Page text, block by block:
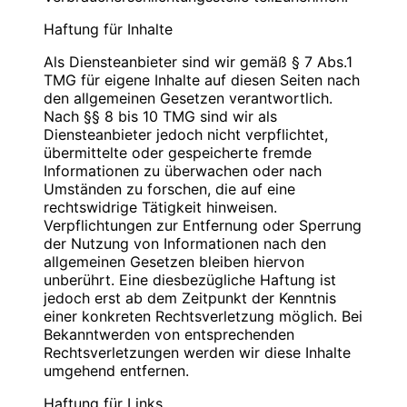
Blauweb.DE Internet-Solutions, Inhaber
Christan Hinzmann
Firmierung: BlauWeb.DE Internet-Solutions
Name: Christian Hinzmann
Strasse: Friedhofsweg 5
PLZ/Ort: 12529 Schönefeld
E-Mail: info@blauweb.de
Telefon: 03379 591001
Telefax: 03379 591 002
Mobil: 0176 277 50500
Umsatzsteuer-Identifikationsnummer gemäß §
27 a Umsatzsteuergesetz:
DE 283623660
Inhaber: Christian Hinzmann
Verantwortlich für den Inhalt nach § 55 Abs. 2
RStV:
Name: Christian Hinzmann
Strasse: Friedhofsweg 5
Verantwortliche Stelle
Name: Christian Hinzmann
Strasse: Friedhofsweg 5
PLZ/Ort: 12529 Schönefeld
E-Mail: info@blauweb.de
Mobil: 0176 277 50500
Cookies
Zur besseren Benutzerführung setzen wir Cookies
ein. Durch die Verwendung von Cookies wird die
Nutzung von Webseiten für den Nutzer vereinfacht.
Bestimmte Seiten sind ohne deren Einsatz nicht oder
nicht fehlerfrei aufrufbar. Diese Gründe stellen auch
das berechtigte Interesse für diese
Datenverarbeitung nach Art. 6 Abs. 1 lit. f DSGVO
dar (die Nutzung von Cookies zu Analysezwecken
wird in einem anderen Punkt behandelt). Gängige
Browser bieten die Einstellungsmöglichkeit, Cookies
Haftung für Inhalte
Als Diensteanbieter sind wir gemäß § 7 Abs.1
TMG für eigene Inhalte auf diesen Seiten nach
den allgemeinen Gesetzen verantwortlich.
Nach §§ 8 bis 10 TMG sind wir als
Diensteanbieter jedoch nicht verpflichtet,
übermittelte oder gespeicherte fremde
Informationen zu überwachen oder nach
Umständen zu forschen, die auf eine
rechtswidrige Tätigkeit hinweisen.
Verpflichtungen zur Entfernung oder Sperrung
der Nutzung von Informationen nach den
allgemeinen Gesetzen bleiben hiervon
unberührt. Eine diesbezügliche Haftung ist
jedoch erst ab dem Zeitpunkt der Kenntnis
einer konkreten Rechtsverletzung möglich. Bei
Bekanntwerden von entsprechenden
Rechtsverletzungen werden wir diese Inhalte
umgehend entfernen.
Haftung für Links